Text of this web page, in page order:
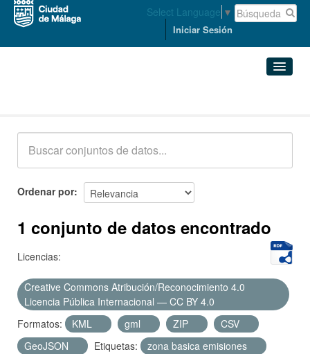
Select Language ▼
Iniciar Sesión
Acerca de
Ordenar por
1 conjunto de datos encontrado
Licencias:
Creative Commons Atribución/Reconocimiento 4.0
Licencia Pública Internacional — CC BY 4.0
Formatos:
KML gml ZIP
CSV
GeoJSON
Etiquetas:
zona basica emisiones